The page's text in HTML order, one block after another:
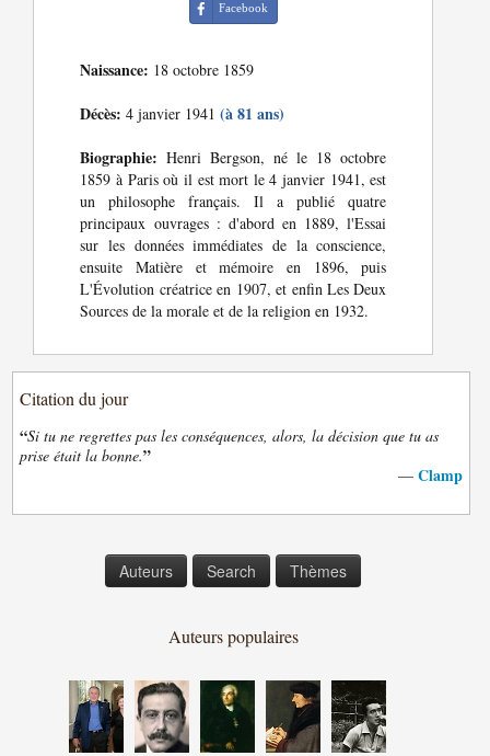
Facebook
Naissance: 18 octobre 1859
Décès: 4 janvier 1941(à 81 ans)
Biographie: Henri Bergson, né le 18 octobre
1859 à Paris où il est mort le 4 janvier 1941, est
un philosophe français. Il a publié quatre
principaux ouvrages : d'abord en 1889, l'Essai
sur les données immédiates de la conscience,
ensuite Matière et mémoire en 1896, puis
L'Évolution créatrice en 1907, et enfin Les Deux
Sources de la morale et de la religion en 1932.
Citation du jour
“Si tu ne regrettes pas les conséquences, alors, la décision que tu as
prise était la bonne.”
— Clamp
Auteurs Search Thèmes
Auteurs populaires